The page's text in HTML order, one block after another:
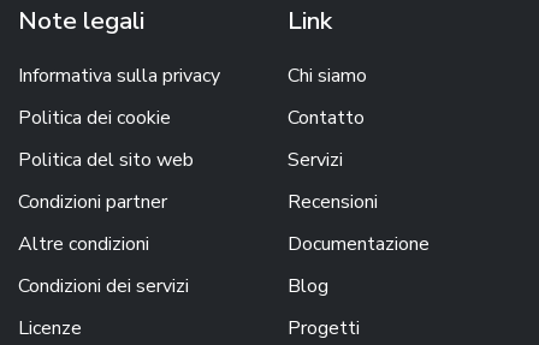
Note legali
Informativa sulla privacy
Politica dei cookie
Politica del sito web
Condizioni partner
Altre condizioni
Condizioni dei servizi
Licenze
Link
Chi siamo
Contatto
Servizi
Recensioni
Documentazione
Blog
Progetti